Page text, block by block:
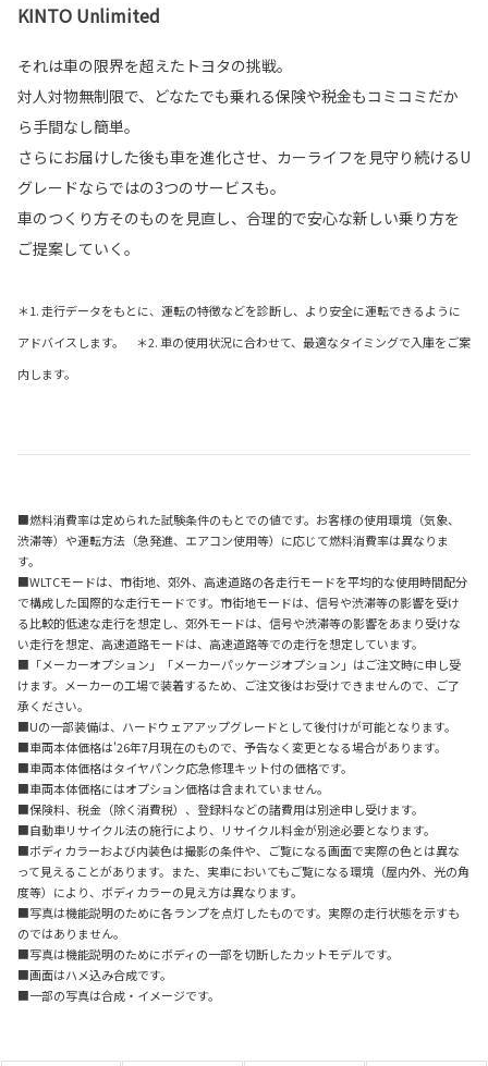
KINTO Unlimited
それは車の限界を超えたトヨタの挑戦。
対人対物無制限で、どなたでも乗れる保険や税金もコミコミだか
ら手間なし簡単。
さらにお届けした後も車を進化させ、カーライフを見守り続けるU
グレードならではの3つのサービスも。
車のつくり方そのものを見直し、合理的で安心な新しい乗り方を
ご提案していく。
＊1. 走行データをもとに、運転の特徴などを診断し、より安全に運転できるように
アドバイスします。 ＊2. 車の使用状況に合わせて、最適なタイミングで入庫をご案
内します。
■燃料消費率は定められた試験条件のもとでの値です。お客様の使用環境（気象、
渋滞等）や運転方法（急発進、エアコン使用等）に応じて燃料消費率は異なりま
す。
■WLTCモードは、市街地、郊外、高速道路の各走行モードを平均的な使用時間配分
で構成した国際的な走行モードです。市街地モードは、信号や渋滞等の影響を受け
る比較的低速な走行を想定し、郊外モードは、信号や渋滞等の影響をあまり受けな
い走行を想定、高速道路モードは、高速道路等での走行を想定しています。
■「メーカーオプション」「メーカーパッケージオプション」はご注文時に申し受
けます。メーカーの工場で装着するため、ご注文後はお受けできませんので、ご了
承ください。
■Uの一部装備は、ハードウェアアップグレードとして後付けが可能となります。
■車両本体価格は'26年7月現在のもので、予告なく変更となる場合があります。
■車両本体価格はタイヤパンク応急修理キット付の価格です。
■車両本体価格にはオプション価格は含まれていません。
■保険料、税金（除く消費税）、登録料などの諸費用は別途申し受けます。
■自動車リサイクル法の施行により、リサイクル料金が別途必要となります。
■ボディカラーおよび内装色は撮影の条件や、ご覧になる画面で実際の色とは異な
って見えることがあります。また、実車においてもご覧になる環境（屋内外、光の角
度等）により、ボディカラーの見え方は異なります。
■写真は機能説明のために各ランプを点灯したものです。実際の走行状態を示すも
のではありません。
■写真は機能説明のためにボディの一部を切断したカットモデルです。
■画面はハメ込み合成です。
■一部の写真は合成・イメージです。